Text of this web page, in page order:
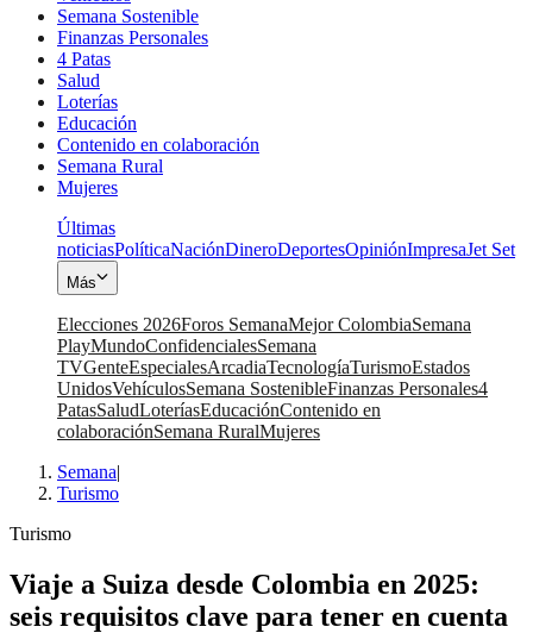
Semana Sostenible
Finanzas Personales
4 Patas
Salud
Loterías
Educación
Contenido en colaboración
Semana Rural
Mujeres
Últimas
noticiasPolíticaNaciónDineroDeportesOpiniónImpresaJet Set
Más
Elecciones 2026Foros SemanaMejor ColombiaSemana
PlayMundoConfidencialesSemana
TVGenteEspecialesArcadiaTecnologíaTurismoEstados
UnidosVehículosSemana SostenibleFinanzas Personales4
PatasSaludLoteríasEducaciónContenido en
colaboraciónSemana RuralMujeres
Semana|
Turismo
Turismo
Viaje a Suiza desde Colombia en 2025:
seis requisitos clave para tener en cuenta